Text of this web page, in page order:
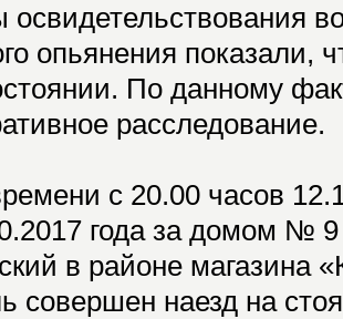
освидетельствования
опьянения показали,
По данному
расследование.
с 20.00 часов
года за домом №
в районе магазина
совершен наезд на